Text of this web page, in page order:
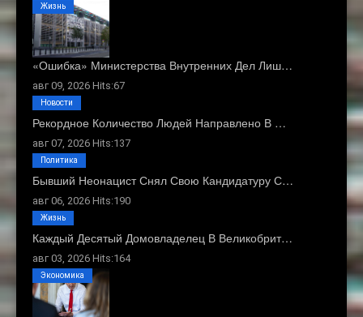
«Ошибка» Министерства Внутренних Дел Лиш…
авг 09, 2026 Hits:67
Жизнь
Рекордное Количество Людей Направлено В …
авг 07, 2026 Hits:137
Новости
Бывший Неонацист Снял Свою Кандидатуру С…
авг 06, 2026 Hits:190
Политика
Каждый Десятый Домовладелец В Великобрит…
авг 03, 2026 Hits:164
Жизнь
Экономика